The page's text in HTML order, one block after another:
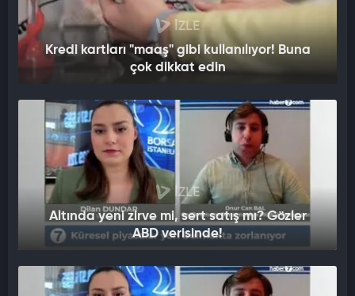
İZLE
Kredi kartları "maaş" gibi kullanılıyor! Buna
çok dikkat edin
İZLE
Altında yeni zirve mi, sert satış mı? Gözler
ABD verisinde!